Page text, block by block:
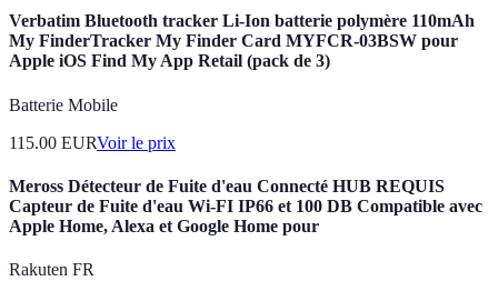
Verbatim Bluetooth tracker Li-Ion batterie polymère 110mAh
My FinderTracker My Finder Card MYFCR-03BSW pour
Apple iOS Find My App Retail (pack de 3)
Batterie Mobile
115.00 EURVoir le prix
Meross Détecteur de Fuite d'eau Connecté HUB REQUIS
Capteur de Fuite d'eau Wi-FI IP66 et 100 DB Compatible avec
Apple Home, Alexa et Google Home pour
Rakuten FR